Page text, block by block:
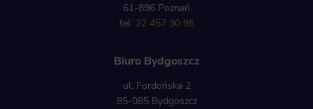
61-896 Poznań
tel: 22 457 30 95
Biuro Bydgoszcz
ul. Fordońska 2
85-085 Bydgoszcz